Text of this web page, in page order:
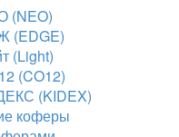
(NEO)
(EDGE)
(Light)
(CO12)
(KIDEX)
коферы